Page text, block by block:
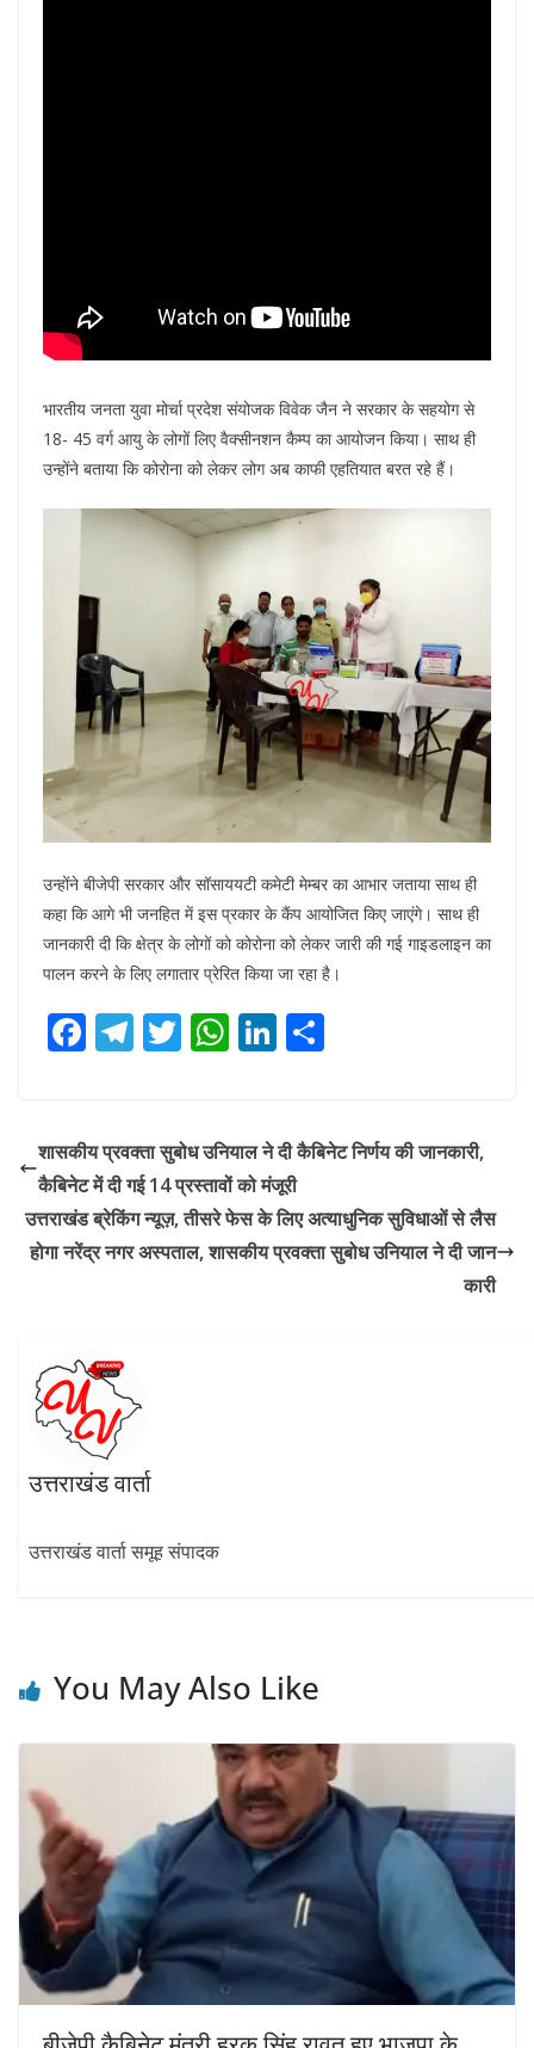
भारतीय जनता युवा मोर्चा प्रदेश संयोजक विवेक जैन ने सरकार के सहयोग से
18- 45 वर्ग आयु के लोगों लिए वैक्सीनशन कैम्प का आयोजन किया। साथ ही
उन्होंने बताया कि कोरोना को लेकर लोग अब काफी एहतियात बरत रहे हैं।
उन्होंने बीजेपी सरकार और सॉसाययटी कमेटी मेम्बर का आभार जताया साथ ही
कहा कि आगे भी जनहित में इस प्रकार के कैंप आयोजित किए जाएंगे। साथ ही
जानकारी दी कि क्षेत्र के लोगों को कोरोना को लेकर जारी की गई गाइडलाइन का
पालन करने के लिए लगातार प्रेरित किया जा रहा है।
F
b
o
o
k
T
gr
a
m
T
er
W
s
A
p
p
Li
e
dI
n
e
शासकीय प्रवक्ता सुबोध उनियाल ने दी कैबिनेट निर्णय की जानकारी,
कैबिनेट में दी गई 14 प्रस्तावों को मंजूरी
उत्तराखंड ब्रेकिंग न्यूज़, तीसरे फेस के लिए अत्याधुनिक सुविधाओं से लैस
होगा नरेंद्र नगर अस्पताल, शासकीय प्रवक्ता सुबोध उनियाल ने दी जान
कारी
उत्तराखंड वार्ता
उत्तराखंड वार्ता समूह संपादक
You May Also Like